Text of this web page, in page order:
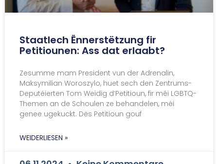
Staatlech Ënnerstëtzung fir
Petitiounen: Ass dat erlaabt?
Zesumme mam President vun der Adrenalin,
Maksymilian Woroszylo, huet sech den Zentrums-
Deputéierten Tom Weidig d’Petitioun, fir méi LGBTQ-
Themen an de Schoulen ze behandelen, méi
genee ugekuckt. Dës Petitioun gouf
WEIDERLIESEN »